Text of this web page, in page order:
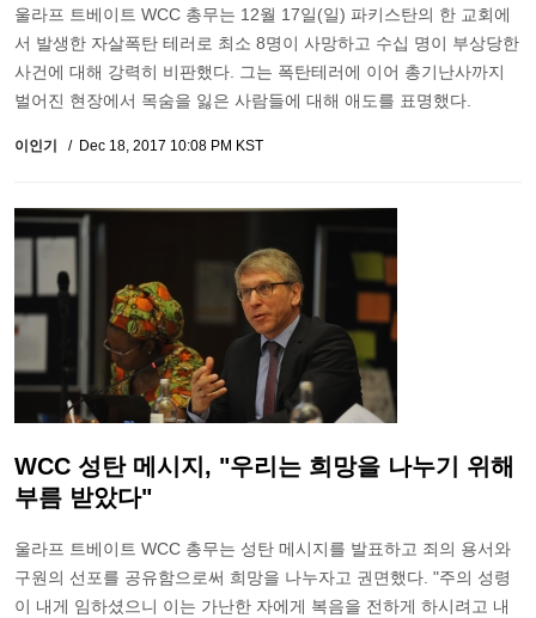
울라프 트베이트 WCC 총무는 12월 17일(일) 파키스탄의 한 교회에
서 발생한 자살폭탄 테러로 최소 8명이 사망하고 수십 명이 부상당한
사건에 대해 강력히 비판했다. 그는 폭탄테러에 이어 총기난사까지
벌어진 현장에서 목숨을 잃은 사람들에 대해 애도를 표명했다.
이인기 Dec 18, 2017 10:08 PM KST
WCC 성탄 메시지, "우리는 희망을 나누기 위해
부름 받았다"
울라프 트베이트 WCC 총무는 성탄 메시지를 발표하고 죄의 용서와
구원의 선포를 공유함으로써 희망을 나누자고 권면했다. "주의 성령
이 내게 임하셨으니 이는 가난한 자에게 복음을 전하게 하시려고 내